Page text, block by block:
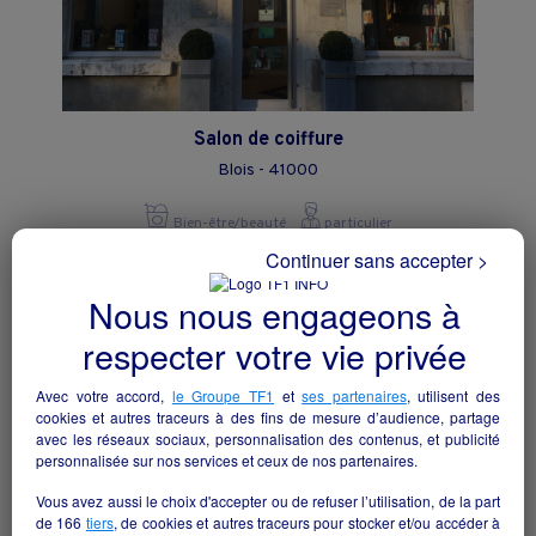
Salon de coiffure
Blois - 41000
Bien-être/beauté particulier
Nous nous engageons à
respecter votre vie privée
Avec votre accord, le Groupe TF1 etses partenaires, utilisent des
cookies et autres traceurs à des fins de mesure d’audience, partage
avec les réseaux sociaux, personnalisation des contenus, et publicité
personnalisée sur nos services et ceux de nos partenaires.
Vous avez aussi le choix d'accepter ou de refuser l’utilisation, de la part
de 166 tiers, de cookies et autres traceurs pour stocker et/ou accéder à
Continuer sans accepter >